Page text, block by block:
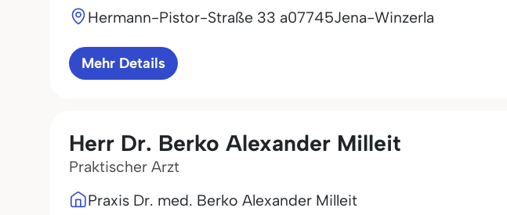
Hermann-Pistor-Straße 33 a07745Jena-Winzerla
Mehr Details
Herr Dr. Berko Alexander Milleit
Praktischer Arzt
Praxis Dr. med. Berko Alexander Milleit